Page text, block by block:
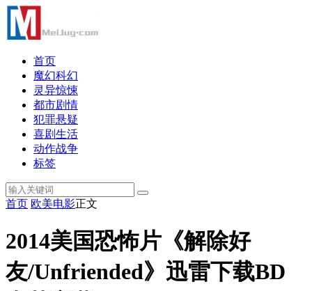
首页
魔幻科幻
灵异惊悚
都市剧情
犯罪悬疑
喜剧生活
动作战争
标签
首页 欧美电影正文
2014美国恐怖片《解除好
友/Unfriended》迅雷下载BD